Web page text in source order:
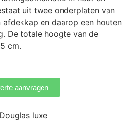
uit twee onderplaten van
en daarop een houten
De totale hoogte van de
cm.
aanvragen